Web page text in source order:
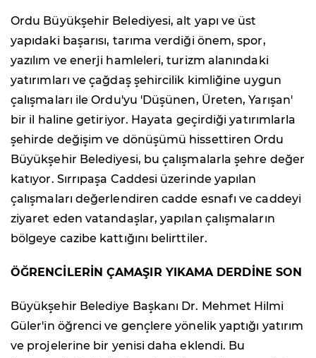
Ordu Büyükşehir Belediyesi, alt yapı ve üst
yapıdaki başarısı, tarıma verdiği önem, spor,
yazılım ve enerji hamleleri, turizm alanındaki
yatırımları ve çağdaş şehircilik kimliğine uygun
çalışmaları ile Ordu'yu 'Düşünen, Üreten, Yarışan'
bir il haline getiriyor. Hayata geçirdiği yatırımlarla
şehirde değişim ve dönüşümü hissettiren Ordu
Büyükşehir Belediyesi, bu çalışmalarla şehre değer
katıyor. Sırrıpaşa Caddesi üzerinde yapılan
çalışmaları değerlendiren cadde esnafı ve caddeyi
ziyaret eden vatandaşlar, yapılan çalışmaların
bölgeye cazibe kattığını belirttiler.
ÖĞRENCİLERİN ÇAMAŞIR YIKAMA DERDİNE SON
Büyükşehir Belediye Başkanı Dr. Mehmet Hilmi
Güler'in öğrenci ve gençlere yönelik yaptığı yatırım
ve projelerine bir yenisi daha eklendi. Bu